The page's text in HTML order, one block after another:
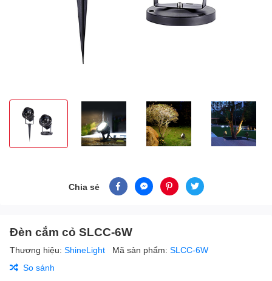
Chia sẻ
Đèn cắm cỏ SLCC-6W
Thương hiệu: ShineLight Mã sản phẩm: SLCC-6W
So sánh